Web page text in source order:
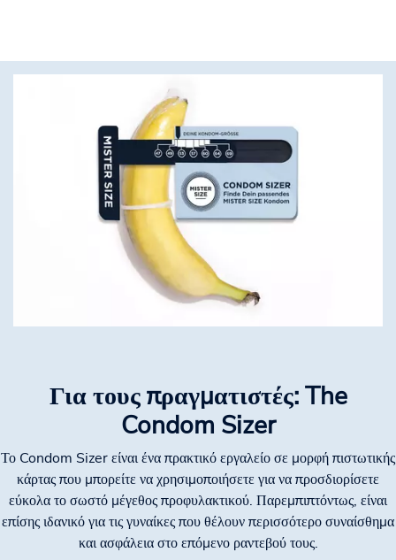
Για τους πραγματιστές: The
Condom Sizer
Το Condom Sizer είναι ένα πρακτικό εργαλείο σε μορφή πιστωτικής
κάρτας που μπορείτε να χρησιμοποιήσετε για να προσδιορίσετε
εύκολα το σωστό μέγεθος προφυλακτικού. Παρεμπιπτόντως, είναι
επίσης ιδανικό για τις γυναίκες που θέλουν περισσότερο συναίσθημα
και ασφάλεια στο επόμενο ραντεβού τους.